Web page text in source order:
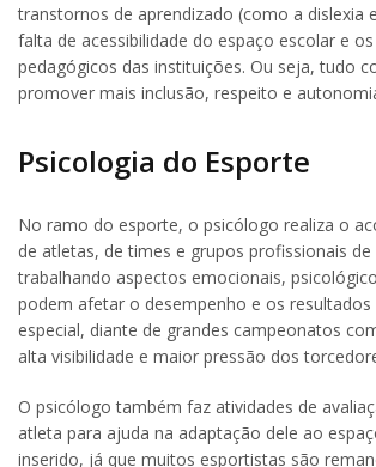
transtornos de aprendizado (como a dislexia
falta de acessibilidade do espaço escolar e
pedagógicos das instituições. Ou seja, tudo
promover mais inclusão, respeito e
Psicologia do Esporte
No ramo do esporte, o psicólogo realiza o
de atletas, de times e grupos profissionais
trabalhando aspectos emocionais,
podem afetar o desempenho e os resultados
especial, diante de grandes campeonatos
alta visibilidade e maior pressão dos
O psicólogo também faz atividades de
atleta para ajuda na adaptação dele ao
inserido, já que muitos esportistas são